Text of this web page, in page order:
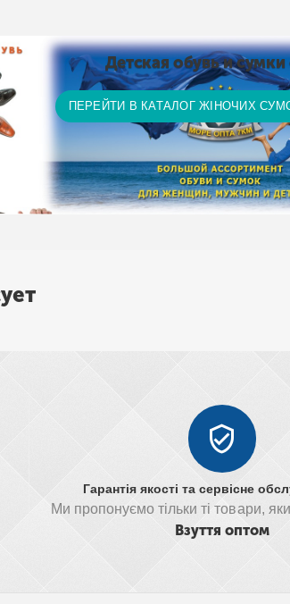
від 15 тис. грн. і оплаті на карту
на карту доставка безкоштовно!
рушники тощо)
Детская обувь и
ПЕРЕЙТИ В КАТАЛОГ ЖІНОЧИХ
Гарантія якості та сервісне
Ми пропонуємо тільки ті товари,
Взуття оптом